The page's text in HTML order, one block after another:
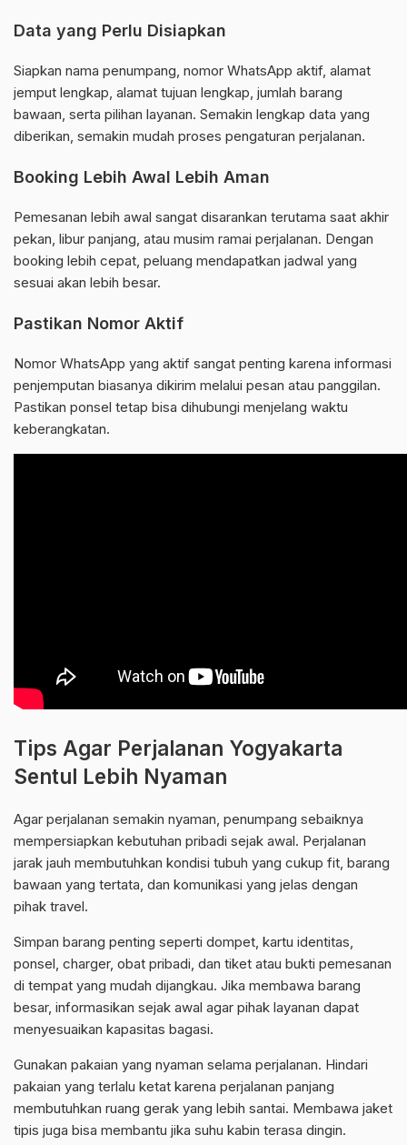
Data yang Perlu Disiapkan
Siapkan nama penumpang, nomor WhatsApp aktif, alamat
jemput lengkap, alamat tujuan lengkap, jumlah barang
bawaan, serta pilihan layanan. Semakin lengkap data yang
diberikan, semakin mudah proses pengaturan perjalanan.
Booking Lebih Awal Lebih Aman
Pemesanan lebih awal sangat disarankan terutama saat akhir
pekan, libur panjang, atau musim ramai perjalanan. Dengan
booking lebih cepat, peluang mendapatkan jadwal yang
sesuai akan lebih besar.
Pastikan Nomor Aktif
Nomor WhatsApp yang aktif sangat penting karena informasi
penjemputan biasanya dikirim melalui pesan atau panggilan.
Pastikan ponsel tetap bisa dihubungi menjelang waktu
keberangkatan.
Tips Agar Perjalanan Yogyakarta
Sentul Lebih Nyaman
Agar perjalanan semakin nyaman, penumpang sebaiknya
mempersiapkan kebutuhan pribadi sejak awal. Perjalanan
jarak jauh membutuhkan kondisi tubuh yang cukup fit, barang
bawaan yang tertata, dan komunikasi yang jelas dengan
pihak travel.
Simpan barang penting seperti dompet, kartu identitas,
ponsel, charger, obat pribadi, dan tiket atau bukti pemesanan
di tempat yang mudah dijangkau. Jika membawa barang
besar, informasikan sejak awal agar pihak layanan dapat
menyesuaikan kapasitas bagasi.
Gunakan pakaian yang nyaman selama perjalanan. Hindari
pakaian yang terlalu ketat karena perjalanan panjang
membutuhkan ruang gerak yang lebih santai. Membawa jaket
tipis juga bisa membantu jika suhu kabin terasa dingin.